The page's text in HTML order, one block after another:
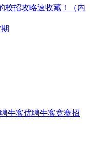
校招攻略速收藏！（内
牛客优聘牛客竞赛招